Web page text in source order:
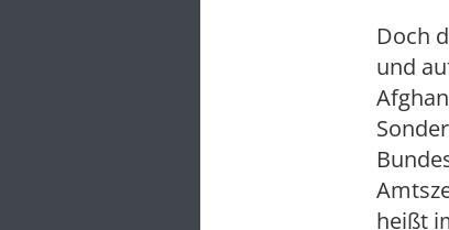
Doch
und
heißt